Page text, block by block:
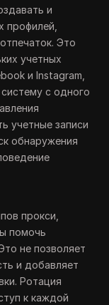
и
профилей,
Это
учетных
и Instagram,
с одного
учетные записи
обнаружения
прокси,
помочь
не позволяет
и добавляет
Ротация
к каждой